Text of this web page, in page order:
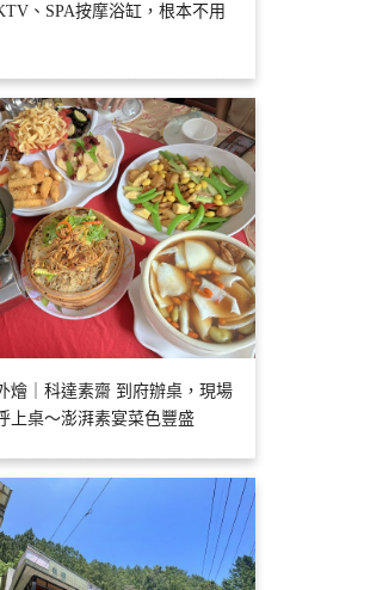
、SPA按摩浴缸，根本不用
燴｜科達素齋 到府辦桌，現場
上桌～澎湃素宴菜色豐盛